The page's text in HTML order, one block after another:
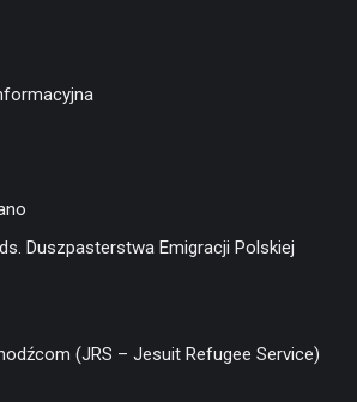
Duszpasterstwa Emigracji Polskiej
(JRS – Jesuit Refugee Service)